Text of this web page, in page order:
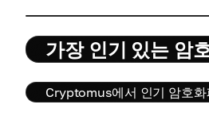
가장 인기 있는 암
Cryptomus에서 인기 암호